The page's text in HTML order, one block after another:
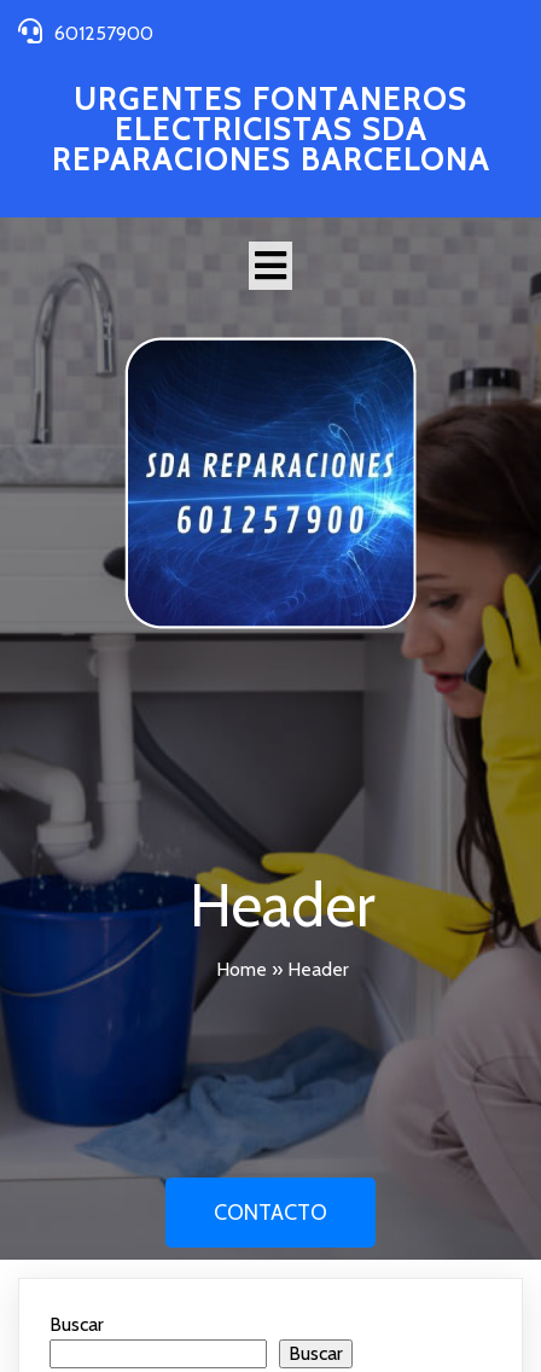
601257900
URGENTES FONTANEROS
ELECTRICISTAS SDA
REPARACIONES BARCELONA
Header
Home » Header
CONTACTO
Buscar
Buscar